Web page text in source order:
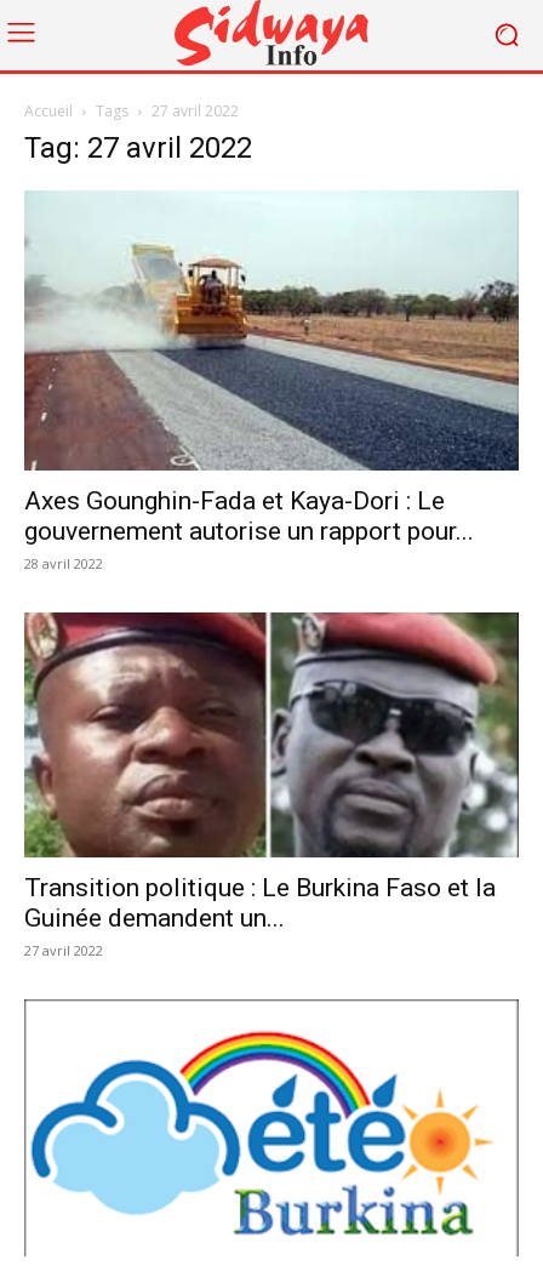
Accueil Tags 27 avril 2022
Tag: 27 avril 2022
Axes Gounghin-Fada et Kaya-Dori : Le
gouvernement autorise un rapport pour...
28 avril 2022
Transition politique : Le Burkina Faso et la
Guinée demandent un...
27 avril 2022